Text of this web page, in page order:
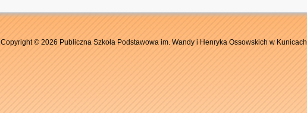
Copyright © 2026 Publiczna Szkoła Podstawowa im. Wandy i Henryka Ossowskich w Kunicach